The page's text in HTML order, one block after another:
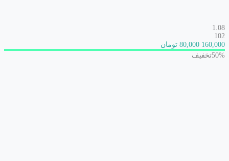
1.08
102
160,000 80,000 تومان
50%تخفیف